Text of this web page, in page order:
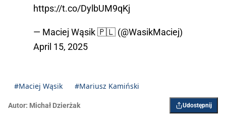
https://t.co/DylbUM9qKj
— Maciej Wąsik 🇵🇱 (@WasikMaciej)
April 15, 2025
#Maciej Wąsik #Mariusz Kamiński
Autor: Michał Dzierżak Udostępnij